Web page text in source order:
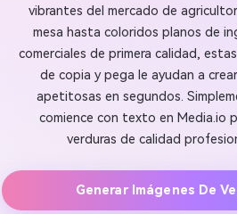
vibrantes del mercado de
mesa hasta coloridos planos de
comerciales de primera calidad,
de copia y pega le ayudan a
apetitosas en segundos.
comience con texto en Media.io
verduras de calidad
Generar Imágenes De